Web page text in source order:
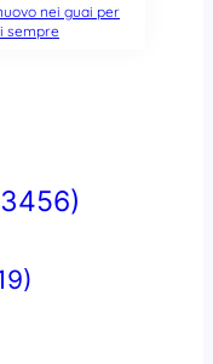
nei guai per
sempre